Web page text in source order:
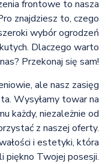
frontowe to nasza
znajdziesz to, czego
wybór ogrodzeń
Dlaczego warto
Przekonaj się sam!
ale nasz zasięg
Wysyłamy towar na
każdy, niezależnie od
z naszej oferty.
i estetyki, która
piękno Twojej posesji.